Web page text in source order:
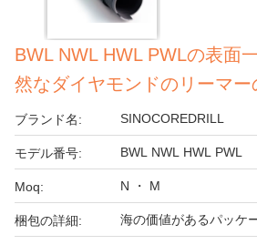
BWL NWL HWL PWLの表面
然なダイヤモンドのリーマ
ブランド名: SINOCOREDRILL
モデル番号: BWL NWL HWL PWL
Moq: N ・ M
梱包の詳細: 海の価値があるパッケ